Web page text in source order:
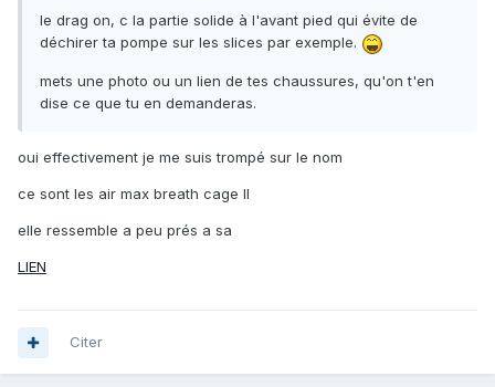
le drag on, c la partie solide à l'avant pied qui évite de
déchirer ta pompe sur les slices par exemple.
mets une photo ou un lien de tes chaussures, qu'on t'en
dise ce que tu en demanderas.
oui effectivement je me suis trompé sur le nom
ce sont les air max breath cage II
elle ressemble a peu prés a sa
LIEN
Citer